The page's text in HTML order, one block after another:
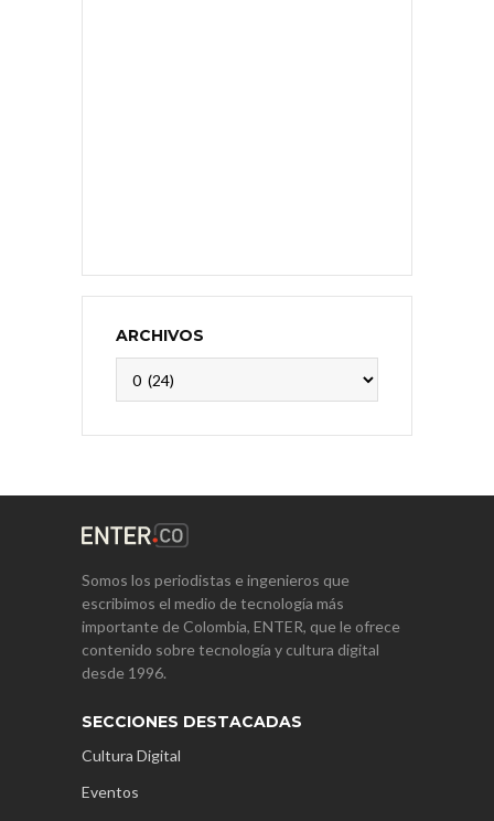
ARCHIVOS
Somos los periodistas e ingenieros que
escribimos el medio de tecnología más
importante de Colombia, ENTER, que le ofrece
contenido sobre tecnología y cultura digital
desde 1996.
SECCIONES DESTACADAS
Cultura Digital
Eventos